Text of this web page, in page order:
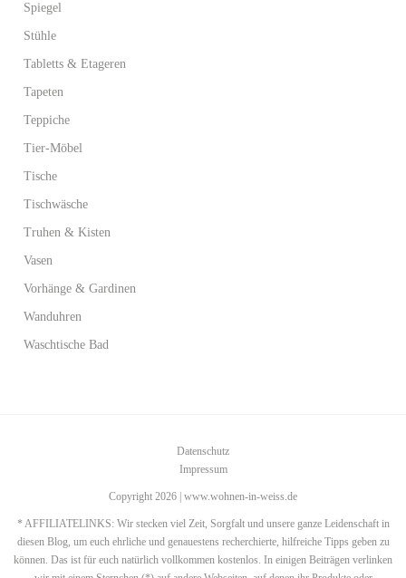
Spiegel
Stühle
Tabletts & Etageren
Tapeten
Teppiche
Tier-Möbel
Tische
Tischwäsche
Truhen & Kisten
Vasen
Vorhänge & Gardinen
Wanduhren
Waschtische Bad
Datenschutz
Impressum
Copyright 2026 | www.wohnen-in-weiss.de
* AFFILIATELINKS: Wir stecken viel Zeit, Sorgfalt und unsere ganze Leidenschaft in
diesen Blog, um euch ehrliche und genauestens recherchierte, hilfreiche Tipps geben zu
können. Das ist für euch natürlich vollkommen kostenlos. In einigen Beiträgen verlinken